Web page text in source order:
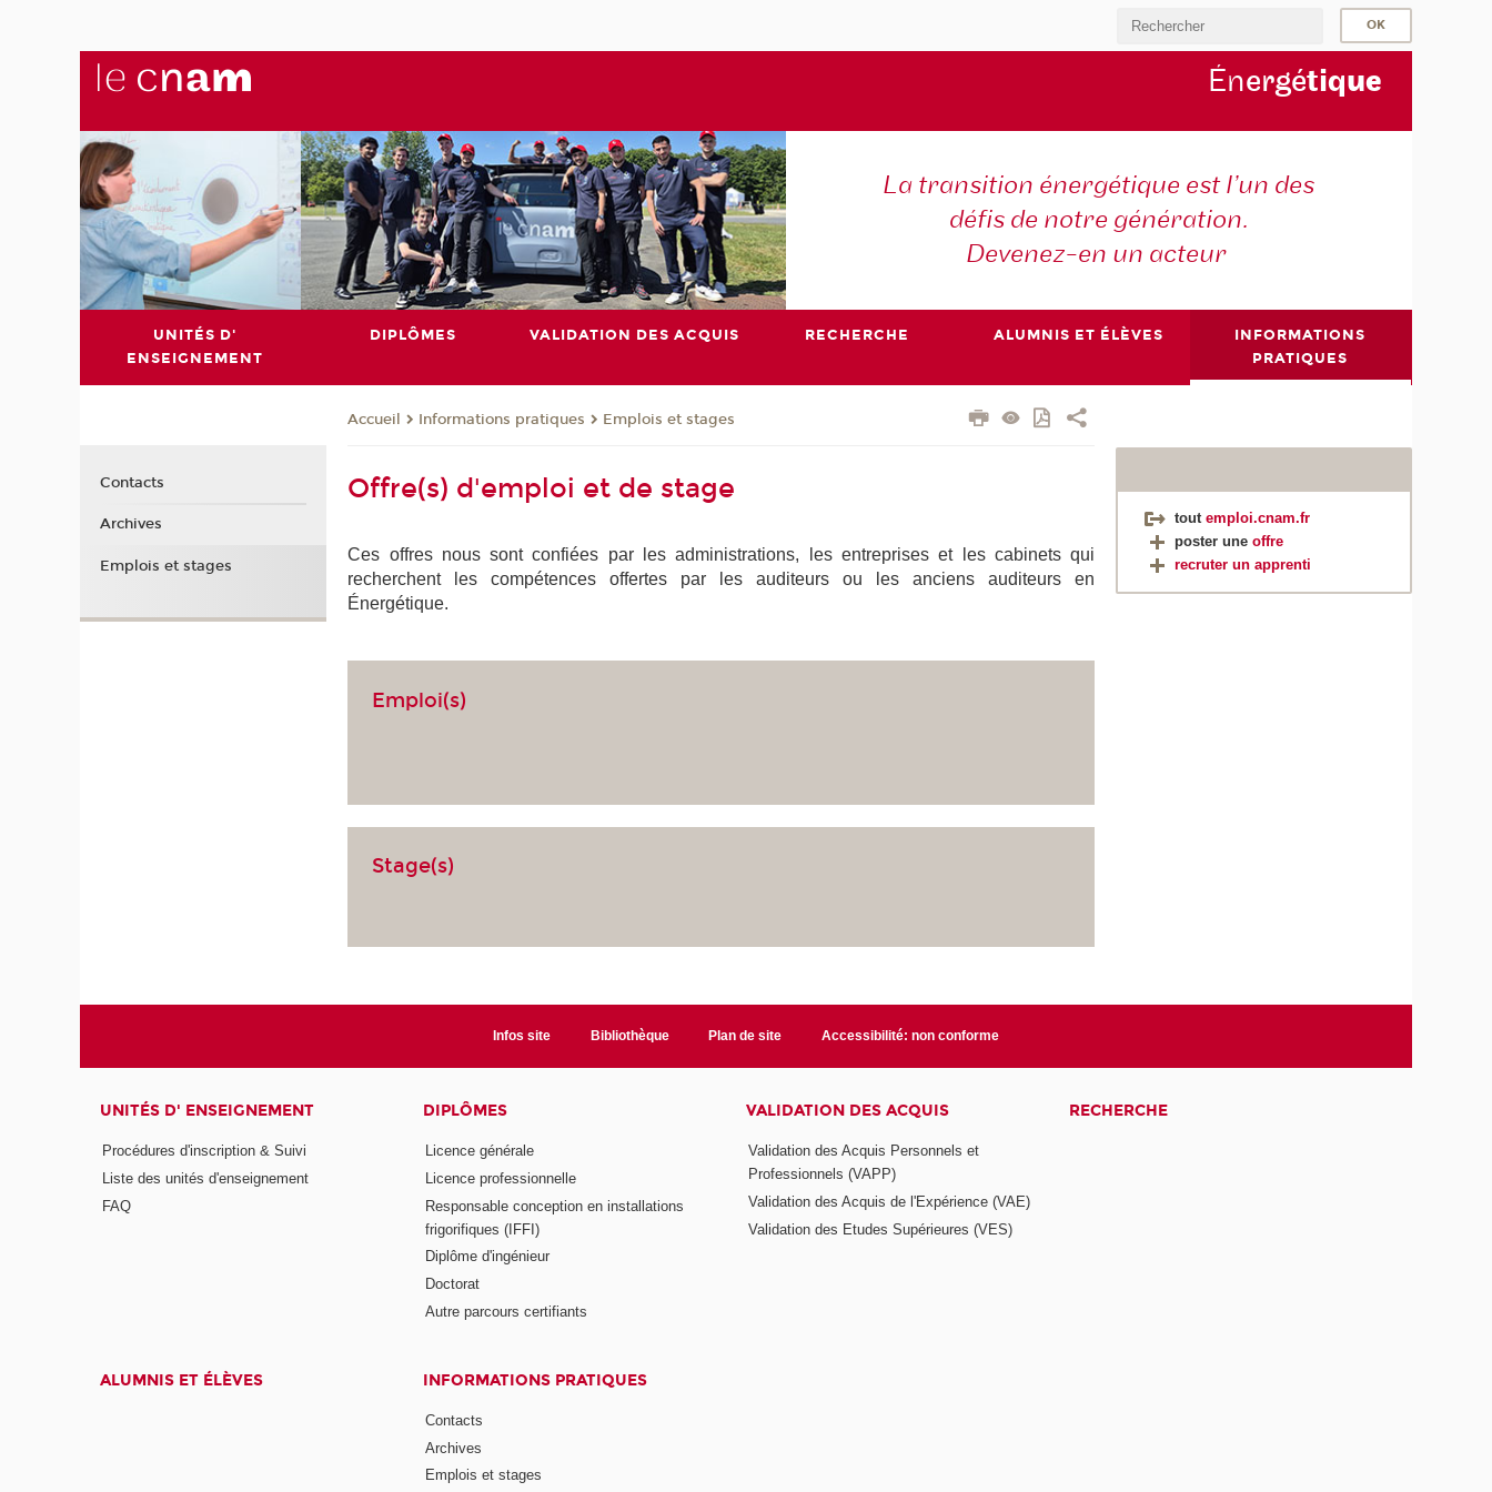
Énergétique
La transition énergétique est l’un des
défis de notre génération.
Devenez-en un acteur
UNITÉS D'
ENSEIGNEMENT
DIPLÔMES VALIDATION DES ACQUIS RECHERCHE ALUMNIS ET ÉLÈVES
INFORMATIONS
PRATIQUES
Accueil Informations pratiques Emplois et stages
Offre(s) d'emploi et de stage
Ces offres nous sont confiées par les administrations, les entreprises et les cabinets qui
recherchent les compétences offertes par les auditeurs ou les anciens auditeurs en
Énergétique.
Emploi(s)
Stage(s)
toutemploi.cnam.fr
poster uneoffre
recruter un apprenti
Contacts
Archives
Emplois et stages
Infos site Bibliothèque Plan de site Accessibilité: non conforme
UNITÉS D' ENSEIGNEMENT
Procédures d'inscription & Suivi
Liste des unités d'enseignement
FAQ
DIPLÔMES
Licence générale
Licence professionnelle
Responsable conception en installations
frigorifiques (IFFI)
Diplôme d'ingénieur
Doctorat
Autre parcours certifiants
VALIDATION DES ACQUIS
Validation des Acquis Personnels et
Professionnels (VAPP)
Validation des Acquis de l'Expérience (VAE)
Validation des Etudes Supérieures (VES)
RECHERCHE
ALUMNIS ET ÉLÈVES INFORMATIONS PRATIQUES
Contacts
Archives
Emplois et stages